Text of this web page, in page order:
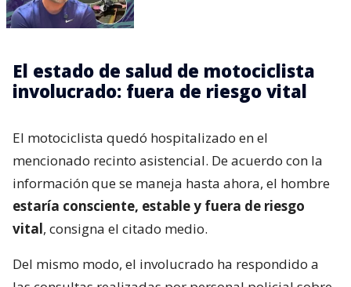
El estado de salud de motociclista
involucrado: fuera de riesgo vital
El motociclista quedó hospitalizado en el
mencionado recinto asistencial. De acuerdo con la
información que se maneja hasta ahora, el hombre
estaría consciente, estable y fuera de riesgo
vital, consigna el citado medio.
Del mismo modo, el involucrado ha respondido a